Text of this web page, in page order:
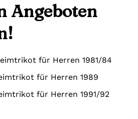
Angeboten
für Herren 1981/84
für Herren 1989
für Herren 1991/92